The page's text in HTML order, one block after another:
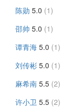
陈勋 5.0 (1)
邵帅 5.0 (1)
谭青海 5.0 (1)
刘传彬 5.0 (1)
麻希南 5.5 (2)
许小卫 5.5 (2)